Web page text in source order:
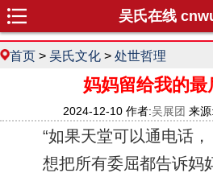
吴氏在线
首页 > 吴氏文化 > 处世哲理
妈妈留给我的最
2024-12-10 作者:吴展团 来
“如果天堂可以通电话，
想把所有委屈都告诉妈